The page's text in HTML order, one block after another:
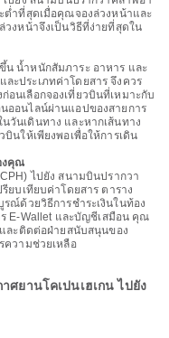
ต่ำที่สุดเมื่อคุณจองล่วงหน้าและ
วงหน้าจึงเป็นวิธีที่ง่ายที่สุดใน
น น้ำหนักสัมภาระ อาหาร และ
ะประเภทค่าโดยสาร จึงควร
อนเลือกจองเที่ยวบินที่เหมาะกับ
ออนไลน์ผ่านแอปของสายการ
วันเดินทาง และหากเส้นทาง
บินให้เพียงพอเพื่อให้การเดิน
งคุณ
ไปยัง สนามบินปรากวา
ยบเทียบค่าโดยสาร ตาราง
รณ์ด้วยวิธีการชำระเงินในท้อง
E-Wallet และบัญชีเสมือน คุณ
และติดต่อฝ่ายสนับสนุนของ
ความช่วยเหลือ
ศยานโคเปนเฮเกน ไปยัง